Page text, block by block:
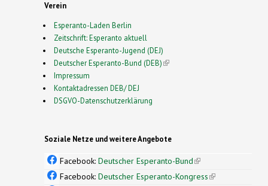
Verein
Esperanto-Laden Berlin
Zeitschrift: Esperanto aktuell
Deutsche Esperanto-Jugend (DEJ)
Deutscher Esperanto-Bund (DEB)(link is external)
Impressum
Kontaktadressen DEB/ DEJ
DSGVO-Datenschutzerklärung
Soziale Netze und weitere Angebote
Facebook: Deutscher Esperanto-Bund(link is
external)
Facebook: Deutscher Esperanto-Kongress(link is